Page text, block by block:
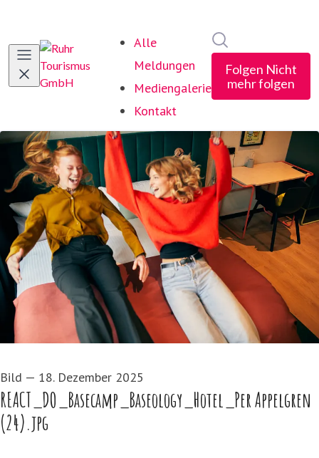
Alle
Meldungen
Mediengalerie
Kontakt
Folgen Nicht
mehr folgen
Bild — 18. Dezember 2025
REACT_DO_Basecamp_Baseology_Hotel_Per Appelgren
(24).jpg